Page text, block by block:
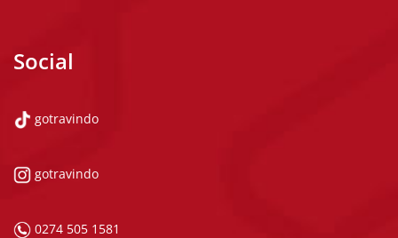
Social
gotravindo
gotravindo
0274 505 1581